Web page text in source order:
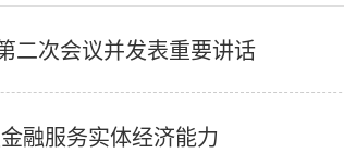
二次会议并发表重要讲话
融服务实体经济能力